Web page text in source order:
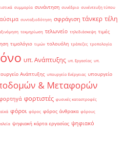
συμμορία συνάντηση συνέδριο συνέντευξη τύπου
συνταξιοδότηση σφράγιση τάνκερ τέλη
τεκμηρίωση τελωνείο τηλεδιάσκεψη τιμές
τιμολόγιο τιμών τολουόλη τράπεζες τροπολογία
υπ. Ανάπτυξης υπ. Εργασίας υπ.
Ανάπτυξης υπουργείο Ενέργειας υπουργείο
& Μεταφορών
φορτιστές φυσικές καταστροφές
φόροι φόρος φόρος άνθρακα φόρους
ψηφιακή κάρτα εργασίας ψηφιακό